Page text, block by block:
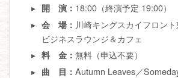
開 演： 18:00（終演予定 19:00）
会 場： 川崎キングスカイフロン
ビジネスラウンジ＆カフェ
料 金：無料（申込不要）
曲 目：Autumn Leaves／